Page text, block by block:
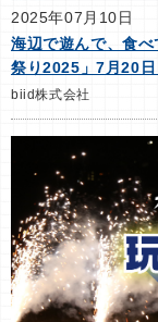
2025年07月10日
海辺で遊んで、食
祭り2025」7月20日
biid株式会社